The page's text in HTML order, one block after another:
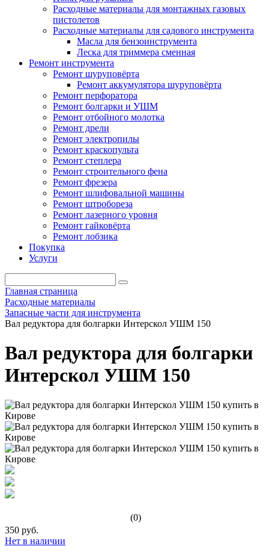
Расходные материалы для монтажных газовых
пистолетов
Расходные материалы для садового инструмента
Масла для бензоинструмента
Леска для триммера сменная
Ремонт инструмента
Ремонт шуруповёрта
Ремонт аккумулятора шуруповёрта
Ремонт перфоратора
Ремонт болгарки и УШМ
Ремонт отбойного молотка
Ремонт дрели
Ремонт электропилы
Ремонт краскопульта
Ремонт степлера
Ремонт строительного фена
Ремонт фрезера
Ремонт шлифовальной машины
Ремонт штробореза
Ремонт лазерного уровня
Ремонт гайковёрта
Ремонт лобзика
Покупка
Услуги
Главная страница
Расходные материалы
Запасные части для инструмента
Вал редуктора для болгарки Интерскол УШМ 150
Вал редуктора для болгарки
Интерскол УШМ 150
(0)
350 руб.
Нет в наличии